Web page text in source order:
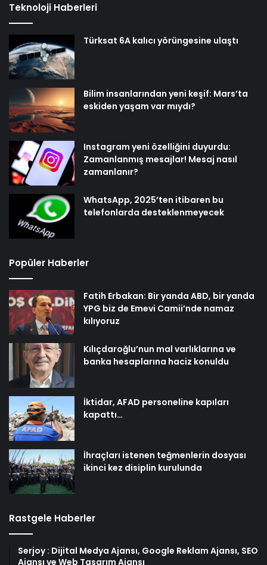
Teknoloji Haberleri
Türksat 6A kalıcı yörüngesine ulaştı
Bilim insanlarından yeni keşif: Mars’ta
eskiden yaşam var mıydı?
Instagram yeni özelliğini duyurdu:
Zamanlanmış mesajlar! Mesaj nasıl
zamanlanır?
WhatsApp, 2025’ten itibaren bu
telefonlarda desteklenmeyecek
Popüler Haberler
Fatih Erbakan: Bir yanda ABD, bir yanda
YPG biz de Emevi Camii’nde namaz
kılıyoruz
Kılıçdaroğlu’nun mal varlıklarına ve
banka hesaplarına haciz konuldu
İktidar, AFAD personeline kapıları
kapattı…
İhraçları istenen teğmenlerin dosyası
ikinci kez disiplin kurulunda
Rastgele Haberler
Serjoy : Dijital Medya Ajansı, Google Reklam Ajansı, SEO
Ajansı ve Web Tasarım Ajansı